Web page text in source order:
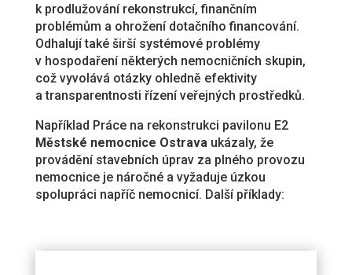
k prodlužování rekonstrukcí, finančním
problémům a ohrožení dotačního financování.
Odhalují také širší systémové problémy
v hospodaření některých nemocničních skupin,
což vyvolává otázky ohledně efektivity
a transparentnosti řízení veřejných prostředků.
Například Práce na rekonstrukci pavilonu E2
Městské nemocnice Ostravaukázaly, že
provádění stavebních úprav za plného provozu
nemocnice je náročné a vyžaduje úzkou
spolupráci napříč nemocnicí. Další příklady: